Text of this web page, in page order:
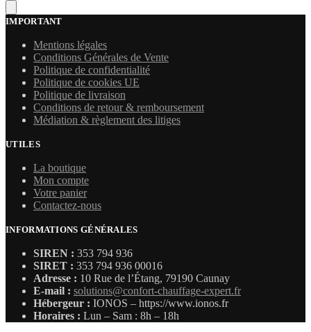
IMPORTANT
Mentions légales
Conditions Générales de Vente
Politique de confidentialité
Politique de cookies UE
Politique de livraison
Conditions de retour & remboursement
Médiation & règlement des litiges
UTILES
La boutique
Mon compte
Votre panier
Contactez-nous
INFORMATIONS GÉNÉRALES
SIREN : 353 794 936
SIRET : 353 794 936 00016
Adresse : 10 Rue de l’Étang, 79190 Caunay
E-mail : solutions@confort-chauffage-expert.fr
Hébergeur : IONOS – https://www.ionos.fr
Horaires : Lun – Sam : 8h – 18h